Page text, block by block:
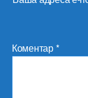
Коментар*